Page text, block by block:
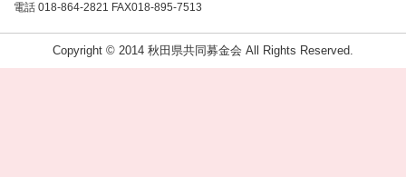
電話 018-864-2821 FAX018-895-7513
Copyright © 2014 秋田県共同募金会 All Rights Reserved.